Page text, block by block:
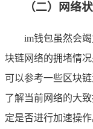
（二）网络
im钱包虽然会
块链网络的拥堵情
可以参考一些区块
了解当前网络的大
定是否进行加速操作